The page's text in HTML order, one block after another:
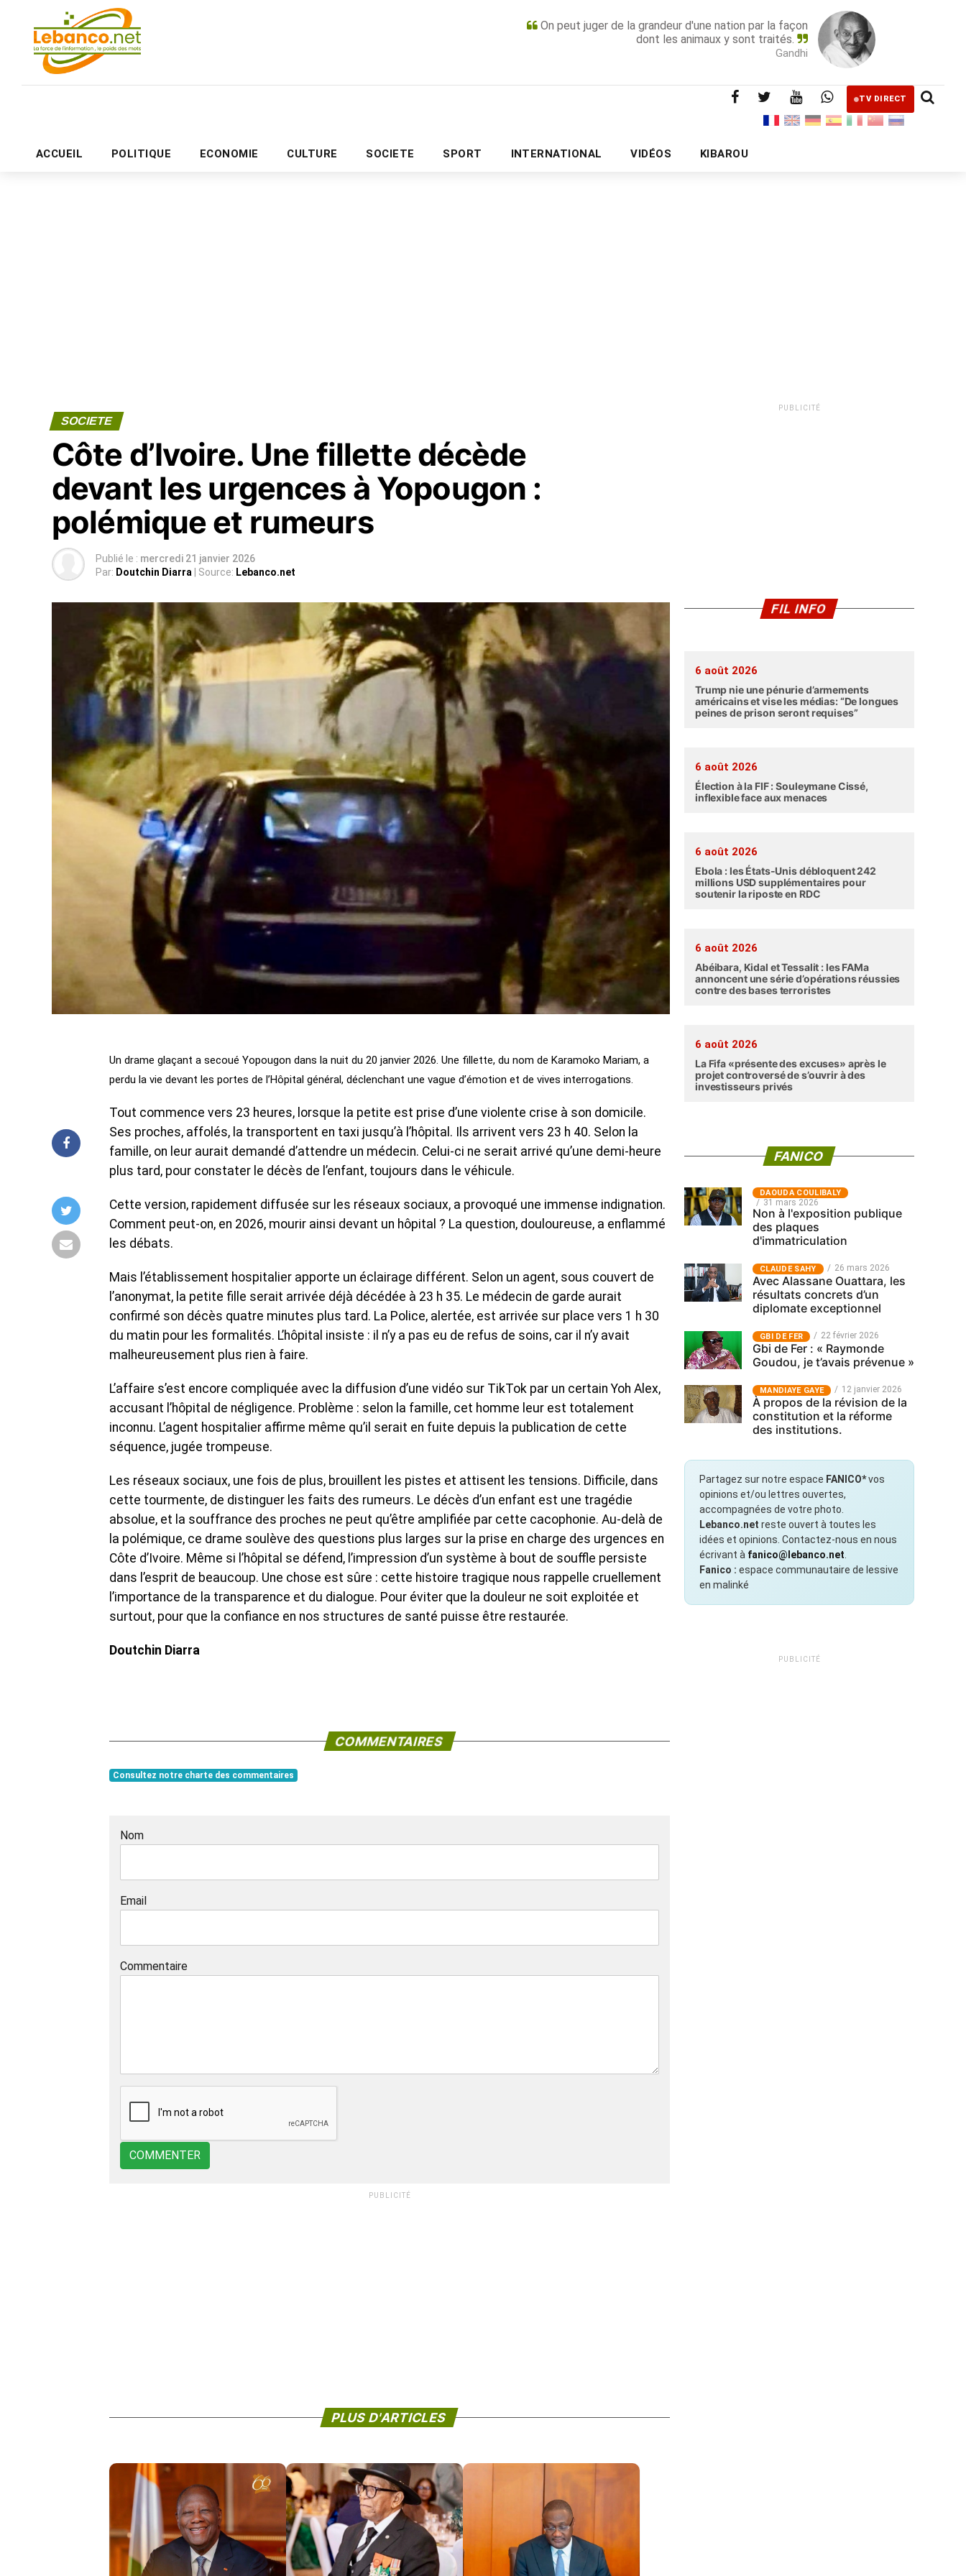
On peut juger de la grandeur d'une nation par la façon
dont les animaux y sont traités.
Gandhi
TV DIRECT
ACCUEIL POLITIQUE ECONOMIE CULTURE SOCIETE SPORT INTERNATIONAL VIDÉOS KIBAROU
PUBLICITÉ
SOCIETE
Côte d’Ivoire. Une fillette décède
devant les urgences à Yopougon :
polémique et rumeurs
Publié le : mercredi 21 janvier 2026
Par: Doutchin Diarra | Source: Lebanco.net
Un drame glaçant a secoué Yopougon dans la nuit du 20 janvier 2026. Une fillette, du nom de Karamoko Mariam, a
perdu la vie devant les portes de l’Hôpital général, déclenchant une vague d’émotion et de vives interrogations.
Tout commence vers 23 heures, lorsque la petite est prise d’une violente crise à son domicile.
Ses proches, affolés, la transportent en taxi jusqu’à l’hôpital. Ils arrivent vers 23 h 40. Selon la
famille, on leur aurait demandé d’attendre un médecin. Celui-ci ne serait arrivé qu’une demi-heure
plus tard, pour constater le décès de l’enfant, toujours dans le véhicule.
Cette version, rapidement diffusée sur les réseaux sociaux, a provoqué une immense indignation.
Comment peut-on, en 2026, mourir ainsi devant un hôpital ? La question, douloureuse, a enflammé
les débats.
Mais l’établissement hospitalier apporte un éclairage différent. Selon un agent, sous couvert de
l’anonymat, la petite fille serait arrivée déjà décédée à 23 h 35. Le médecin de garde aurait
confirmé son décès quatre minutes plus tard. La Police, alertée, est arrivée sur place vers 1 h 30
du matin pour les formalités. L’hôpital insiste : il n’y a pas eu de refus de soins, car il n’y avait
malheureusement plus rien à faire.
L’affaire s’est encore compliquée avec la diffusion d’une vidéo sur TikTok par un certain Yoh Alex,
accusant l’hôpital de négligence. Problème : selon la famille, cet homme leur est totalement
inconnu. L’agent hospitalier affirme même qu’il serait en fuite depuis la publication de cette
séquence, jugée trompeuse.
Les réseaux sociaux, une fois de plus, brouillent les pistes et attisent les tensions. Difficile, dans
cette tourmente, de distinguer les faits des rumeurs. Le décès d’un enfant est une tragédie
absolue, et la souffrance des proches ne peut qu’être amplifiée par cette cacophonie. Au-delà de
la polémique, ce drame soulève des questions plus larges sur la prise en charge des urgences en
Côte d’Ivoire. Même si l’hôpital se défend, l’impression d’un système à bout de souffle persiste
dans l’esprit de beaucoup. Une chose est sûre : cette histoire tragique nous rappelle cruellement
l’importance de la transparence et du dialogue. Pour éviter que la douleur ne soit exploitée et
surtout, pour que la confiance en nos structures de santé puisse être restaurée.
Doutchin Diarra
COMMENTAIRES
Consultez notre charte des commentaires
Nom
Email
Commentaire
COMMENTER
PUBLICITÉ
PLUS D'ARTICLES
PUBLICITÉ
FIL INFO
6 août 2026
Trump nie une pénurie d’armements
américains et vise les médias: “De longues
peines de prison seront requises”
6 août 2026
Élection à la FIF : Souleymane Cissé,
inflexible face aux menaces
6 août 2026
Ebola : les États-Unis débloquent 242
millions USD supplémentaires pour
soutenir la riposte en RDC
6 août 2026
Abéibara, Kidal et Tessalit : les FAMa
annoncent une série d’opérations réussies
contre des bases terroristes
6 août 2026
La Fifa «présente des excuses» après le
projet controversé de s’ouvrir à des
investisseurs privés
FANICO
‎DAOUDA COULIBALY
31 mars 2026
Non à l'exposition publique
des plaques
d'immatriculation
CLAUDE SAHY 26 mars 2026
Avec Alassane Ouattara, les
résultats concrets d’un
diplomate exceptionnel
GBI DE FER 22 février 2026
Gbi de Fer : « Raymonde
Goudou, je t’avais prévenue »
MANDIAYE GAYE 12 janvier 2026
À propos de la révision de la
constitution et la réforme
des institutions.
Partagez sur notre espace FANICO*vos
opinions et/ou lettres ouvertes,
accompagnées de votre photo.
Lebanco.net reste ouvert à toutes les
idées et opinions. Contactez-nous en nous
écrivant à fanico@lebanco.net
Fanico : espace communautaire de lessive
en malinké
PUBLICITÉ